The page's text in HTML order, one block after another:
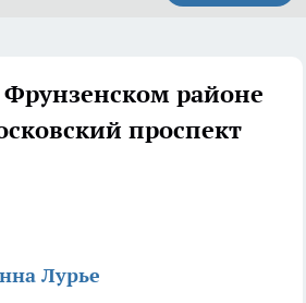
районе
проспект
Лурье